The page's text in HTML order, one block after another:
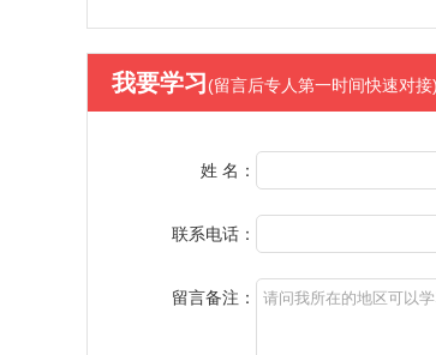
我要学习(留言后专人第一时间快速对接)
姓 名：
联系电话：
留言备注：